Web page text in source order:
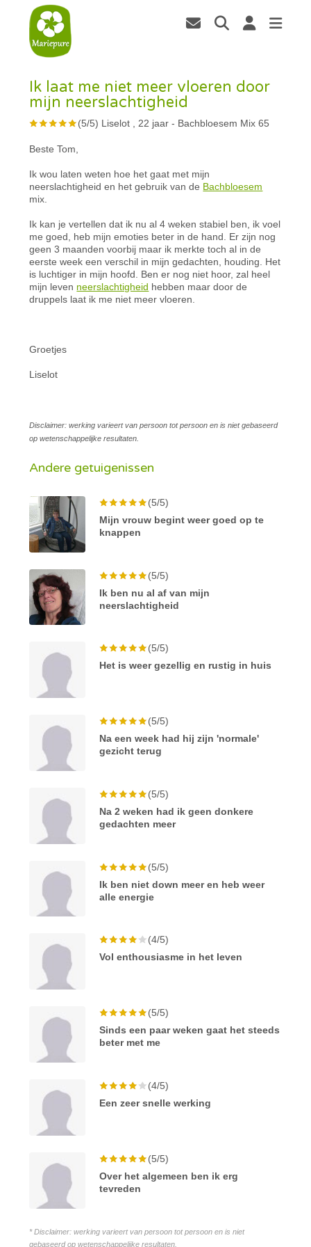
Ik laat me niet meer vloeren door
mijn neerslachtigheid
(5/5) Liselot , 22 jaar- Bachbloesem Mix 65
Beste Tom,
Ik wou laten weten hoe het gaat met mijn
neerslachtigheid en het gebruik van de Bachbloesem
mix.
Ik kan je vertellen dat ik nu al 4 weken stabiel ben, ik voel
me goed, heb mijn emoties beter in de hand. Er zijn nog
geen 3 maanden voorbij maar ik merkte toch al in de
eerste week een verschil in mijn gedachten, houding. Het
is luchtiger in mijn hoofd. Ben er nog niet hoor, zal heel
mijn leven neerslachtigheid hebben maar door de
druppels laat ik me niet meer vloeren.
Groetjes
Liselot
Disclaimer: werking varieert van persoon tot persoon en is niet gebaseerd
op wetenschappelijke resultaten.
Andere getuigenissen
(5/5)
Mijn vrouw begint weer goed op te
knappen
(5/5)
Ik ben nu al af van mijn
neerslachtigheid
(5/5)
Het is weer gezellig en rustig in huis
(5/5)
Na een week had hij zijn 'normale'
gezicht terug
(5/5)
Na 2 weken had ik geen donkere
gedachten meer
(5/5)
Ik ben niet down meer en heb weer
alle energie
(4/5)
Vol enthousiasme in het leven
(5/5)
Sinds een paar weken gaat het steeds
beter met me
(4/5)
Een zeer snelle werking
(5/5)
Over het algemeen ben ik erg
tevreden
* Disclaimer: werking varieert van persoon tot persoon en is niet
gebaseerd op wetenschappelijke resultaten.